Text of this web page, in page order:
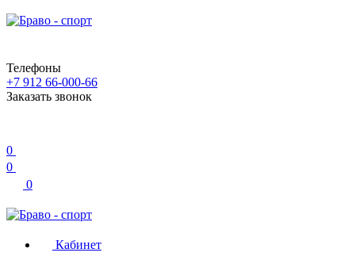
Телефоны
+7 912 66-000-66
Заказать звонок
0
0
0
Кабинет